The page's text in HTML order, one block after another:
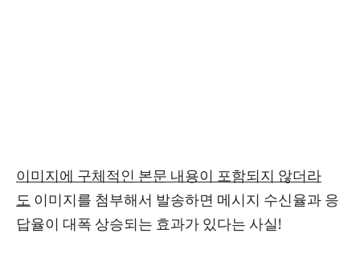
이미지에 구체적인 본문 내용이 포함되지 않더라
도 이미지를 첨부해서 발송하면 메시지 수신율과 응
답율이 대폭 상승되는 효과가 있다는 사실!